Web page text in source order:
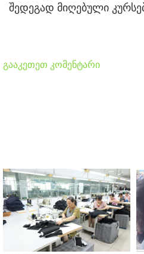
შედეგად მიღებული
გააკეთეთ კომენტარი